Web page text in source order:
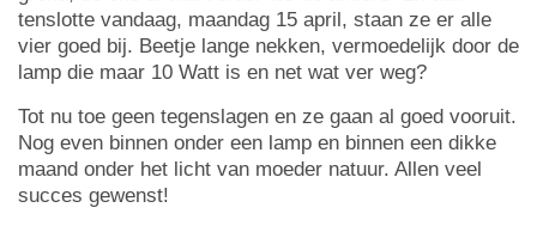
tenslotte vandaag, maandag 15 april, staan ze er alle
vier goed bij. Beetje lange nekken, vermoedelijk door de
lamp die maar 10 Watt is en net wat ver weg?
Tot nu toe geen tegenslagen en ze gaan al goed vooruit.
Nog even binnen onder een lamp en binnen een dikke
maand onder het licht van moeder natuur. Allen veel
succes gewenst!